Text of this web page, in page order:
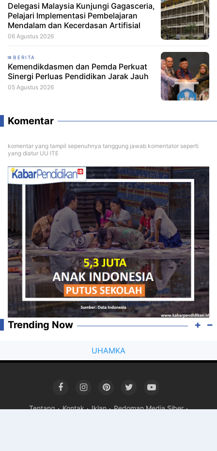
Delegasi Malaysia Kunjungi Gagasceria,
Pelajari Implementasi Pembelajaran
Mendalam dan Kecerdasan Artifisial
06 Agustus 2026
BERITA
Kemendikdasmen dan Pemda Perkuat
Sinergi Perluas Pendidikan Jarak Jauh
05 Agustus 2026
Komentar
komentar yang tampil sepenuhnya tanggung jawab komentator seperti
yang diatur UU ITE
Trending Now
UHAMKA
Tentang Kontak Iklan Pedoman Media Siber